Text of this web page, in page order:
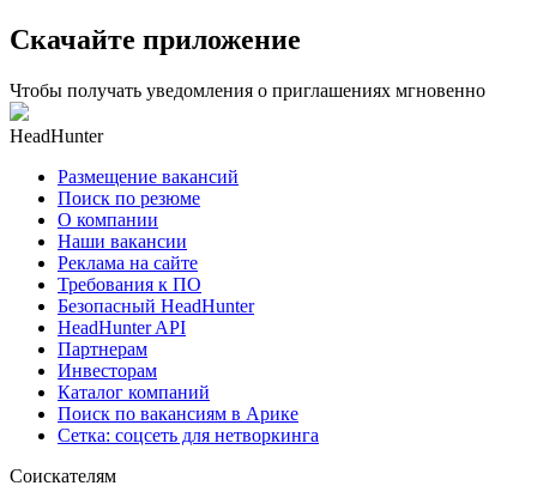
Скачайте приложение
Чтобы получать уведомления о приглашениях мгновенно
HeadHunter
Размещение вакансий
Поиск по резюме
О компании
Наши вакансии
Реклама на сайте
Требования к ПО
Безопасный HeadHunter
HeadHunter API
Партнерам
Инвесторам
Каталог компаний
Поиск по вакансиям в Арике
Сетка: соцсеть для нетворкинга
Соискателям